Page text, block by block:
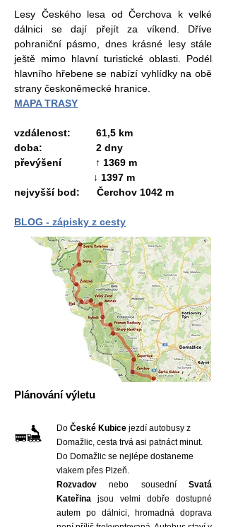
Lesy Českého lesa od Čerchova k velké
dálnici se dají přejít za víkend. Dříve
pohraniční pásmo, dnes krásné lesy stále
ještě mimo hlavní turistické oblasti. Podél
hlavního hřebene se nabízí vyhlídky na obě
strany českoněmecké hranice.
MAPA TRASY
vzdálenost: 61,5 km
doba: 2 dny
převýšení ↑ 1369 m
↓ 1397 m
nejvyšší bod: Čerchov 1042 m
BLOG - zápisky z cesty
Plánování výletu
Do České Kubice jezdí autobusy z
Domažlic, cesta trvá asi patnáct minut.
Do Domažlic se nejlépe dostaneme
vlakem přes Plzeň.
Rozvadov nebo sousední Svatá
Kateřina jsou velmi dobře dostupné
autem po dálnici, hromadná doprava